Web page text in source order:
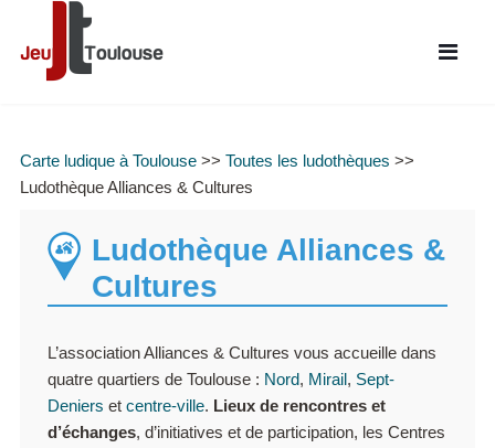
Carte ludique à Toulouse>> Toutes les ludothèques >>
Ludothèque Alliances & Cultures
Ludothèque Alliances &
Cultures
L’association Alliances & Cultures vous accueille dans
quatre quartiers de Toulouse : Nord, Mirail, Sept-
Deniers et centre-ville. Lieux de rencontres et
d’échanges, d’initiatives et de participation, les Centres